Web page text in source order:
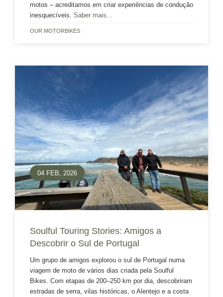
motos – acreditamos em criar experiências de condução
inesquecíveis. Saber mais...
OUR MOTORBIKES
04 FEB, 2026
Soulful Touring Stories: Amigos a
Descobrir o Sul de Portugal
Um grupo de amigos explorou o sul de Portugal numa
viagem de moto de vários dias criada pela Soulful
Bikes. Com etapas de 200–250 km por dia, descobriram
estradas de serra, vilas históricas, o Alentejo e a costa